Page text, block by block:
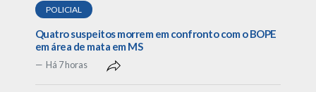
POLICIAL
Quatro suspeitos morrem em confronto com o BOPE
em área de mata em MS
Há 7 horas